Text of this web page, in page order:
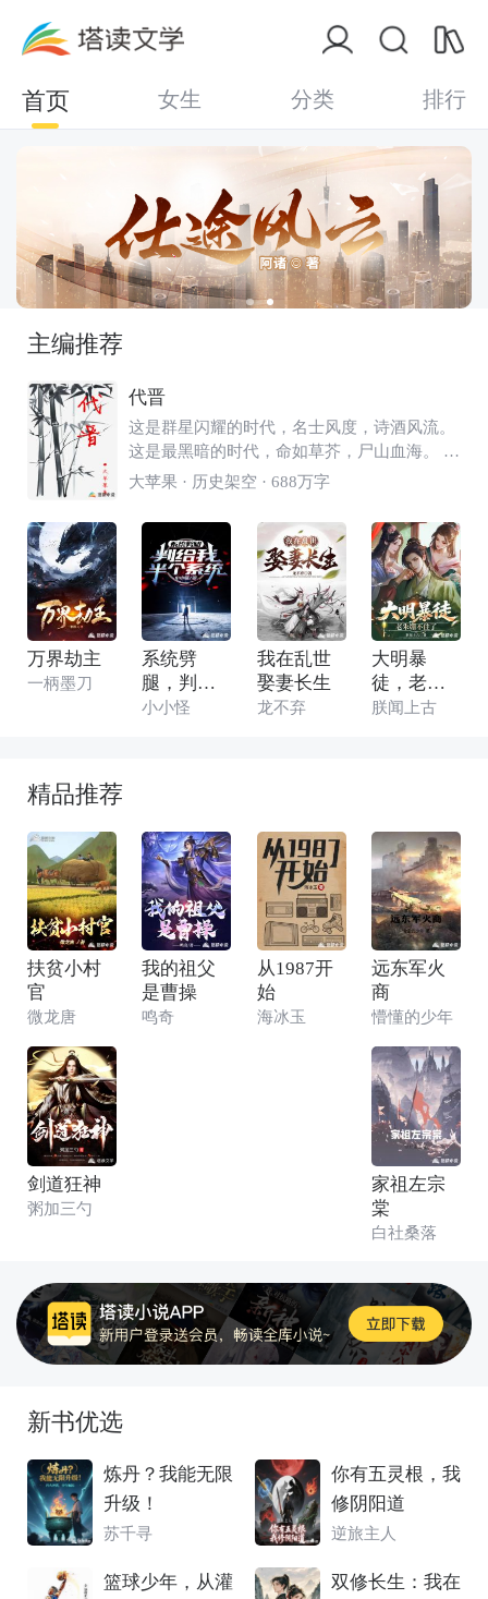
首页 女生 分类 排行
主编推荐
代晋
这是群星闪耀的时代，名士风度，诗酒风流。
这是最黑暗的时代，命如草芥，尸山血海。 漫
漫长夜，谁是带来光明的那道光？沉沉大地，
谁共天下
大苹果 · 历史架空 · 688万字
万界劫主
一柄墨刀
系统劈
腿，判给
我半个系
小小怪
我在乱世
娶妻长生
龙不弃
大明暴
徒，老朱
绷不住了
朕闻上古
精品推荐
扶贫小村
官
微龙唐
我的祖父
是曹操
鸣奇
从1987开
始
海冰玉
远东军火
商
懵懂的少年
剑道狂神
粥加三勺
家祖左宗
棠
白社桑落
新书优选
炼丹？我能无限
升级！
苏千寻
你有五灵根，我
修阴阳道
逆旅主人
篮球少年，从灌
双修长生：我在